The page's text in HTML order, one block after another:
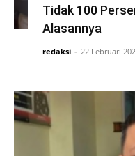
Tidak 100
Alasannya
redaksi - 22 Februari